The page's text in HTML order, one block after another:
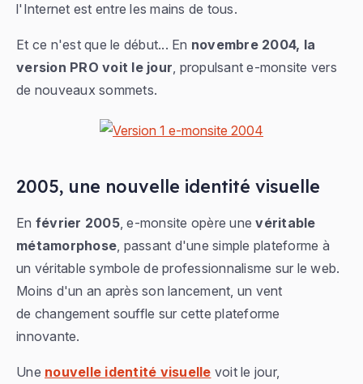
l'Internet est entre les mains de tous.
Et ce n'est que le début... En novembre 2004, la
version PRO voit le jour, propulsant e-monsite vers
de nouveaux sommets.
2005, une nouvelle identité visuelle
En février 2005, e-monsite opère unevéritable
métamorphose , passant d'une simple plateforme à
un véritable symbole de professionnalisme sur le web.
Moins d'un an après son lancement, un vent
de changement souffle sur cette plateforme
innovante.
Une nouvelle identité visuelle voit le jour,